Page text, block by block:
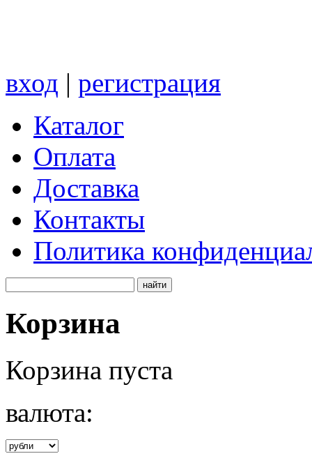
вход | регистрация
Каталог
Оплата
Доставка
Контакты
Политика
Корзина
Корзина пуста
валюта: